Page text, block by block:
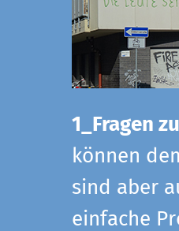
1_Fragen
können
sind aber
einfache